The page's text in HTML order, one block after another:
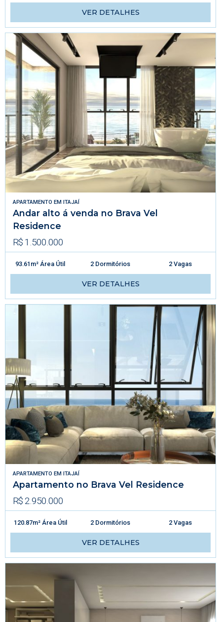
VER DETALHES
APARTAMENTO EM ITAJAÍ
Andar alto á venda no Brava Vel
Residence
R$ 1.500.000
93.61m² Área Útil 2 Dormitórios 2 Vagas
VER DETALHES
APARTAMENTO EM ITAJAÍ
Apartamento no Brava Vel Residence
R$ 2.950.000
120.87m² Área Útil 2 Dormitórios 2 Vagas
VER DETALHES